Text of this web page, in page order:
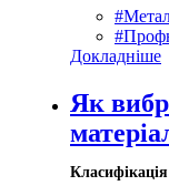
Докладніше
Як